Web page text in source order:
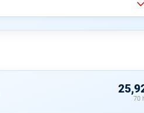
70